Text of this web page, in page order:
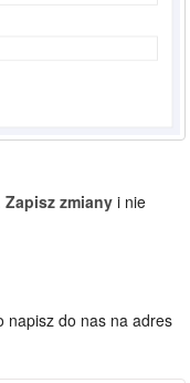
Zapisz zmianyi nie
napisz do nas na adres